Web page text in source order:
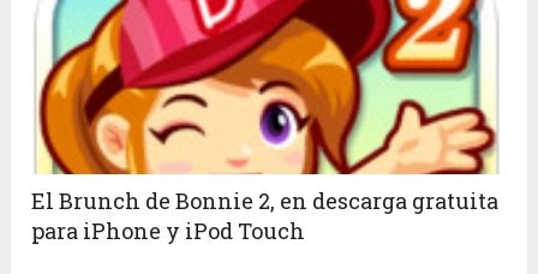
El Brunch de Bonnie 2, en descarga gratuita
para iPhone y iPod Touch